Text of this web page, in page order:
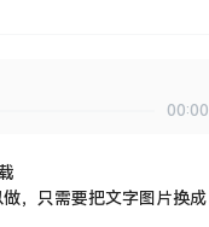
00:00
，只需要把文字图片换成